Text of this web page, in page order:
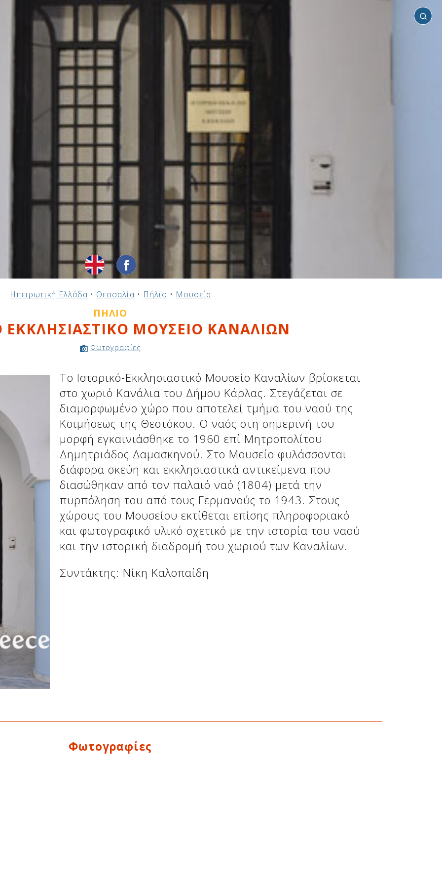
Ηπειρωτική Ελλάδα• Θεσσαλία• Πήλιο • Μουσεία
ΠΉΛΙΟ
ΕΚΚΛΗΣΙΑΣΤΙΚΟ ΜΟΥΣΕΙΟ ΚΑΝΑΛΙΩΝ
Φωτογραφίες
Το Ιστορικό-Εκκλησιαστικό Μουσείο Καναλίων βρίσκεται
στο χωριό Κανάλια του Δήμου Κάρλας. Στεγάζεται σε
διαμορφωμένο χώρο που αποτελεί τμήμα του ναού της
Κοιμήσεως της Θεοτόκου. Ο ναός στη σημερινή του
μορφή εγκαινιάσθηκε το 1960 επί Μητροπολίτου
Δημητριάδος Δαμασκηνού. Στο Μουσείο φυλάσσονται
διάφορα σκεύη και εκκλησιαστικά αντικείμενα που
διασώθηκαν από τον παλαιό ναό (1804) μετά την
πυρπόληση του από τους Γερμανούς το 1943. Στους
χώρους του Μουσείου εκτίθεται επίσης πληροφοριακό
και φωτογραφικό υλικό σχετικό με την ιστορία του ναού
και την ιστορική διαδρομή του χωριού των Καναλίων.
Συντάκτης: Νίκη Καλοπαίδη
Φωτογραφίες